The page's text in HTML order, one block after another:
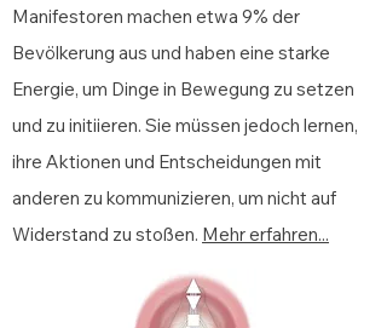
Manifestoren machen etwa 9% der
Bevölkerung aus und haben eine starke
Energie, um Dinge in Bewegung zu setzen
und zu initiieren. Sie müssen jedoch lernen,
ihre Aktionen und Entscheidungen mit
anderen zu kommunizieren, um nicht auf
Widerstand zu stoßen. Mehr erfahren...